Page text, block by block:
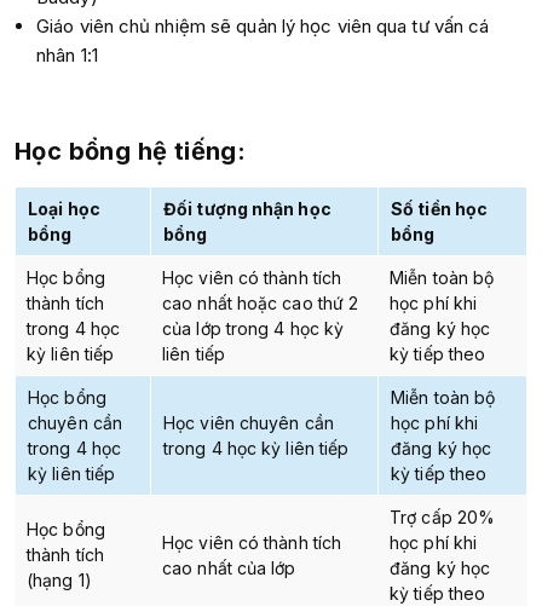
Giáo viên chủ nhiệm sẽ quản lý học viên qua tư vấn cá
nhân 1:1
Học bổng hệ tiếng:
Loại học
bổng
Đối tượng nhận học
bổng
Số tiền học
bổng
Học bổng
thành tích
trong 4 học
kỳ liên tiếp
Học viên có thành tích
cao nhất hoặc cao thứ 2
của lớp trong 4 học kỳ
liên tiếp
Miễn toàn bộ
học phí khi
đăng ký học
kỳ tiếp theo
Học bổng
chuyên cần
trong 4 học
kỳ liên tiếp
Học viên chuyên cần
trong 4 học kỳ liên tiếp
Miễn toàn bộ
học phí khi
đăng ký học
kỳ tiếp theo
Học bổng
thành tích
(hạng 1)
Học viên có thành tích
cao nhất của lớp
Trợ cấp 20%
học phí khi
đăng ký học
kỳ tiếp theo